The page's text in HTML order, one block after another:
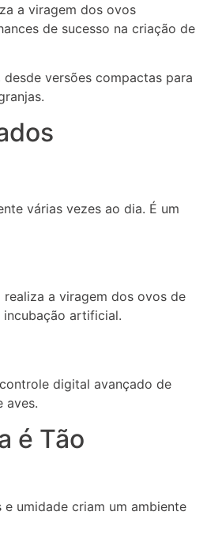
a viragem dos ovos
de sucesso na criação de
versões compactas para
várias vezes ao dia. É um
a viragem dos ovos de
artificial.
digital avançado de
aves.
é Tão
umidade criam um ambiente